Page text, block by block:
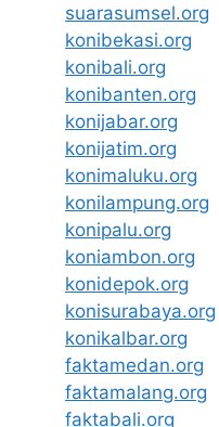
suarasumsel.org
konibekasi.org
konibali.org
konibanten.org
konijabar.org
konijatim.org
konimaluku.org
konilampung.org
konipalu.org
koniambon.org
konidepok.org
konisurabaya.org
konikalbar.org
faktamedan.org
faktamalang.org
faktabali.org